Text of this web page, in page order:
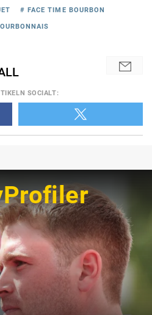
# FACE TIME BOURBON
SOCIALT: